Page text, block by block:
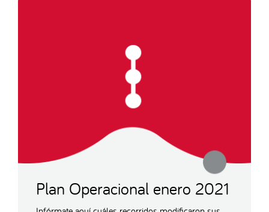
Plan Operacional enero 2021